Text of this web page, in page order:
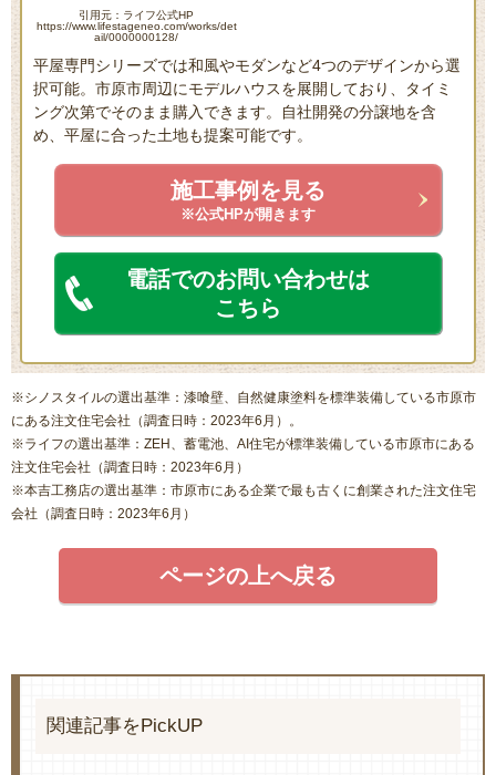
引用元：ライフ公式HP
https://www.lifestageneo.com/works/det
ail/0000000128/
平屋専門シリーズでは和風やモダンなど4つのデザインから選
択可能。市原市周辺にモデルハウスを展開しており、タイミ
ング次第でそのまま購入できます。自社開発の分譲地を含
め、平屋に合った土地も提案可能です。
施工事例を見る
※公式HPが開きます
電話でのお問い合わせは
こちら
※シノスタイルの選出基準：漆喰壁、自然健康塗料を標準装備している市原市
にある注文住宅会社（調査日時：2023年6月）。
※ライフの選出基準：ZEH、蓄電池、AI住宅が標準装備している市原市にある
注文住宅会社（調査日時：2023年6月）
※本吉工務店の選出基準：市原市にある企業で最も古くに創業された注文住宅
会社（調査日時：2023年6月）
ページの上へ戻る
関連記事をPickUP